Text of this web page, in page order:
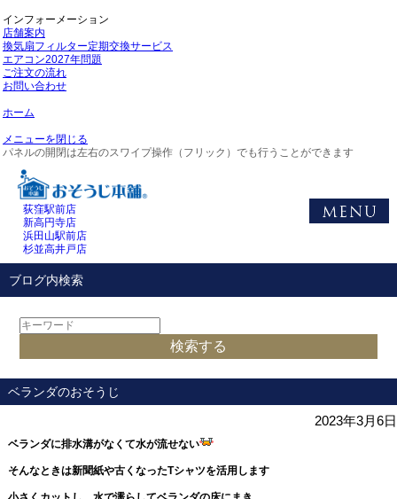
インフォーメーション
店舗案内
換気扇フィルター定期交換サービス
エアコン2027年問題
ご注文の流れ
お問い合わせ
ホーム
メニューを閉じる
パネルの開閉は左右のスワイプ操作（フリック）でも行うことができます
荻窪駅前店
新高円寺店
浜田山駅前店
杉並高井戸店
ブログ内検索
ベランダのおそうじ
2023年3月6日
ベランダに排水溝がなくて水が流せない
そんなときは新聞紙や古くなったTシャツを活用します